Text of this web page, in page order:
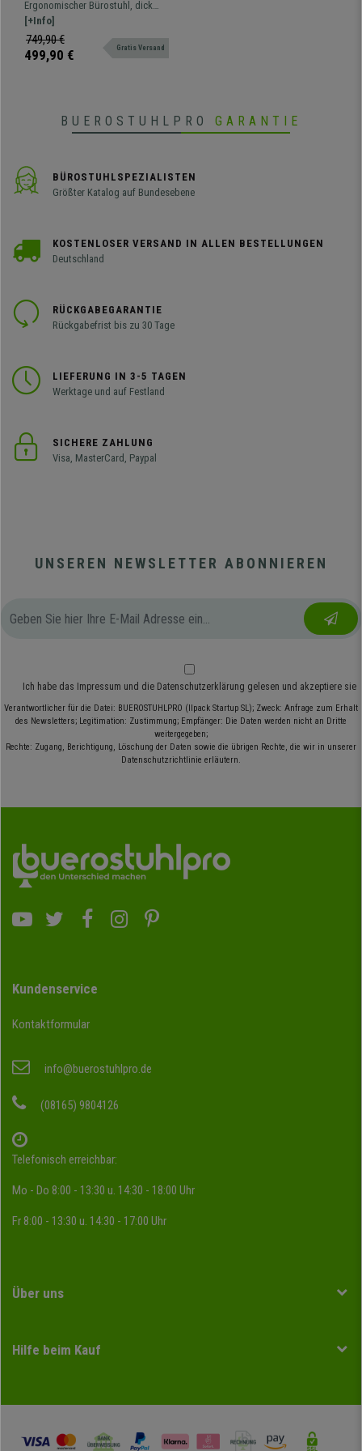
verstellbaren Armlehnen,
Stoffbezug, Farbe Grün
Ergonomischer Bürostuhl, dick
ausgepolstert, sehr bequem, mit
verstellbaren Armlehnen. Für die
intensive 8 H Nutzung geeignet
[+Info]
749,90 €
499,90 € Gratis Versand
BUEROSTUHLPRO GARANTIE
BÜROSTUHLSPEZIALISTEN
Größter Katalog auf Bundesebene
KOSTENLOSER VERSAND IN ALLEN BESTELLUNGEN
Deutschland
RÜCKGABEGARANTIE
Rückgabefrist bis zu 30 Tage
LIEFERUNG IN 3-5 TAGEN
Werktage und auf Festland
SICHERE ZAHLUNG
Visa, MasterCard, Paypal
UNSEREN NEWSLETTER ABONNIEREN
Ich habe das Impressum und die Datenschutzerklärung gelesen und akzeptiere sie
Verantwortlicher für die Datei: BUEROSTUHLPRO (Ilpack Startup SL); Zweck: Anfrage zum Erhalt
des Newsletters; Legitimation: Zustimmung; Empfänger: Die Daten werden nicht an Dritte
weitergegeben;
Rechte: Zugang, Berichtigung, Löschung der Daten sowie die übrigen Rechte, die wir in unserer
Datenschutzrichtlinie erläutern.
Kundenservice
Kontaktformular
info@buerostuhlpro.de
(08165) 9804126
Telefonisch erreichbar:
Mo - Do 8:00 - 13:30 u. 14:30 - 18:00 Uhr
Fr 8:00 - 13:30 u. 14:30 - 17:00 Uhr
Über uns
Hilfe beim Kauf